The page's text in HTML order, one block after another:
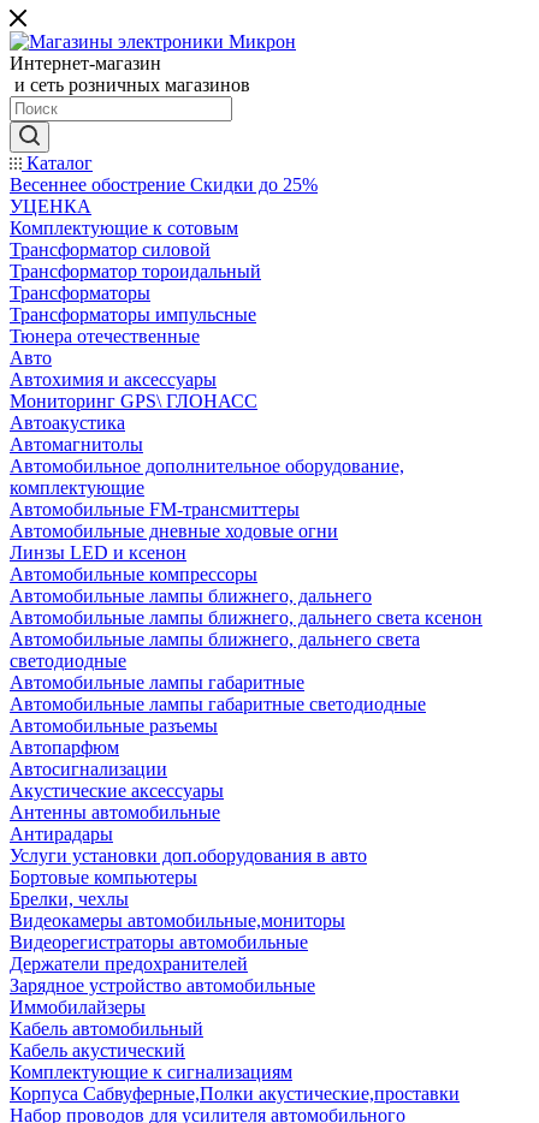
Интернет-магазин
и сеть розничных магазинов
Каталог
Весеннее обострение Скидки до 25%
УЦЕНКА
Комплектующие к сотовым
Трансформатор силовой
Трансформатор тороидальный
Трансформаторы
Трансформаторы импульсные
Тюнера отечественные
Авто
Автохимия и аксессуары
Мониторинг GPS\ ГЛОНАСС
Автоакустика
Автомагнитолы
Автомобильное дополнительное оборудование,
комплектующие
Автомобильные FM-трансмиттеры
Автомобильные дневные ходовые огни
Линзы LED и ксенон
Автомобильные компрессоры
Автомобильные лампы ближнего, дальнего
Автомобильные лампы ближнего, дальнего света ксенон
Автомобильные лампы ближнего, дальнего света
светодиодные
Автомобильные лампы габаритные
Автомобильные лампы габаритные светодиодные
Автомобильные разъемы
Автопарфюм
Автосигнализации
Акустические аксессуары
Антенны автомобильные
Антирадары
Услуги установки доп.оборудования в авто
Бортовые компьютеры
Брелки, чехлы
Видеокамеры автомобильные,мониторы
Видеорегистраторы автомобильные
Держатели предохранителей
Зарядное устройство автомобильные
Иммобилайзеры
Кабель автомобильный
Кабель акустический
Комплектующие к сигнализациям
Корпуса Сабвуферные,Полки акустические,проставки
Набор проводов для усилителя автомобильного